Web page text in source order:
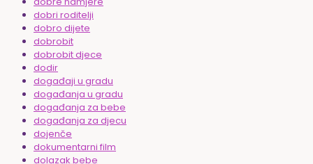
dobri roditelji
dobro dijete
dobrobit
dobrobit djece
dodir
događaji u gradu
događanja u gradu
događanja za bebe
događanja za djecu
dojenče
dokumentarni film
dolazak bebe